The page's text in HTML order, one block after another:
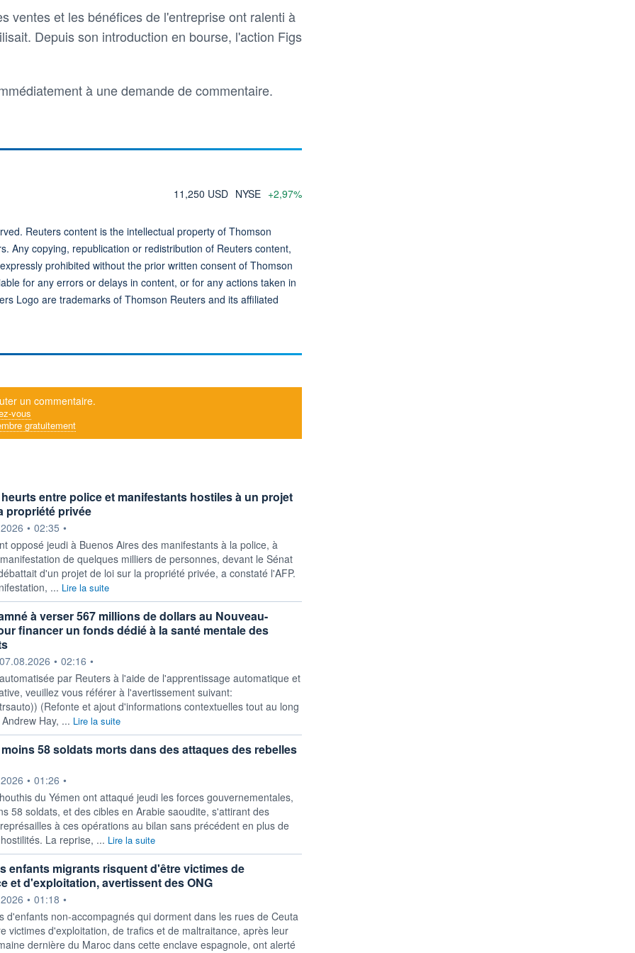
ventes et les bénéfices de l'entreprise ont ralenti à
Depuis son introduction en bourse, l'action Figs
à une demande de commentaire.
11,250 USD NYSE +2,97%
Reuters content is the intellectual property of Thomson
Any copying, republication or redistribution of Reuters content,
prohibited without the prior written consent of Thomson
for any errors or delays in content, or for any actions taken in
Logo are trademarks of Thomson Reuters and its affiliated
un commentaire.
vous
gratuitement
entre police et manifestants hostiles à un projet
propriété privée
par
• 02:35 •
opposé jeudi à Buenos Aires des manifestants à la police, à
de quelques milliers de personnes, devant le Sénat
d'un projet de loi sur la propriété privée, a constaté l'AFP.
... Lire la suite
à verser 567 millions de dollars au Nouveau-
financer un fonds dédié à la santé mentale des
par
07.08.2026 • 02:16 •
par Reuters à l'aide de l'apprentissage automatique et
veuillez vous référer à l'avertissement suivant:
(Refonte et ajout d'informations contextuelles tout au long
Hay, ... Lire la suite
58 soldats morts dans des attaques des rebelles
par
• 01:26 •
du Yémen ont attaqué jeudi les forces gouvernementales,
58 soldats, et des cibles en Arabie saoudite, s'attirant des
à ces opérations au bilan sans précédent en plus de
La reprise, ... Lire la suite
enfants migrants risquent d'être victimes de
et d'exploitation, avertissent des ONG
par
• 01:18 •
d'enfants non-accompagnés qui dorment dans les rues de Ceuta
victimes d'exploitation, de trafics et de maltraitance, après leur
dernière du Maroc dans cette enclave espagnole, ont alerté